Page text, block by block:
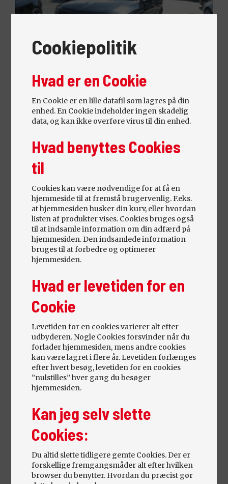
DODGE DURANGO
HEMI CITADEL AUT.
Benzin
TOYOTA HILUX
D-4D 150 T2 DB.KAB 4X4
Årgang 2018. 105.000 km
Diesel
Cookiepolitik
Hvad er en Cookie
En Cookie er en lille datafil som lagres på din
enhed. En Cookie indeholder ingen skadelig
data, og kan ikke overføre virus til din enhed.
Hvad benyttes Cookies
til
Cookies kan være nødvendige for at få en
hjemmeside til at fremstå brugervenlig. F.eks.
at hjemmesiden husker din kurv, eller hvordan
listen af produkter vises. Cookies bruges også
til at indsamle information om din adfærd på
hjemmesiden. Den indsamlede information
bruges til at forbedre og optimerer
hjemmesiden.
Hvad er levetiden for en
Cookie
Levetiden for en cookies varierer alt efter
udbyderen. Nogle Cookies forsvinder når du
forlader hjemmesiden, mens andre cookies
kan være lagret i flere år. Levetiden forlænges
efter hvert besøg, levetiden for en cookies
”nulstilles” hver gang du besøger
hjemmesiden.
Kan jeg selv slette
Cookies:
Du altid slette tidligere gemte Cookies. Der er
forskellige fremgangsmåder alt efter hvilken
browser du benytter. Hvordan du præcist gør